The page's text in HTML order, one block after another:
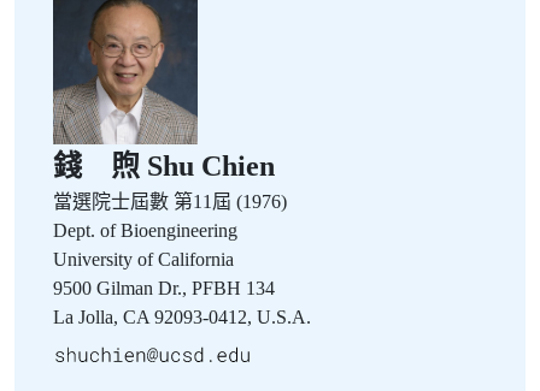
錢 煦 Shu Chien
當選院士屆數 第11屆 (1976)
Dept. of Bioengineering
University of California
9500 Gilman Dr., PFBH 134
La Jolla, CA 92093-0412, U.S.A.